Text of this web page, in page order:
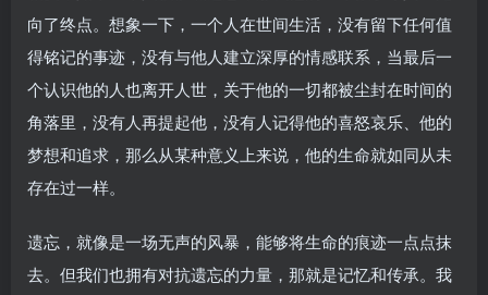
向了终点。想象一下，一个人在世间生活，没有留下任何值
得铭记的事迹，没有与他人建立深厚的情感联系，当最后一
个认识他的人也离开人世，关于他的一切都被尘封在时间的
角落里，没有人再提起他，没有人记得他的喜怒哀乐、他的
梦想和追求，那么从某种意义上来说，他的生命就如同从未
存在过一样。
遗忘，就像是一场无声的风暴，能够将生命的痕迹一点点抹
去。但我们也拥有对抗遗忘的力量，那就是记忆和传承。我